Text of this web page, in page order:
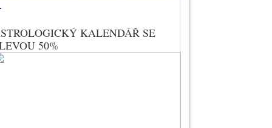
KALENDÁŘ SE
50%